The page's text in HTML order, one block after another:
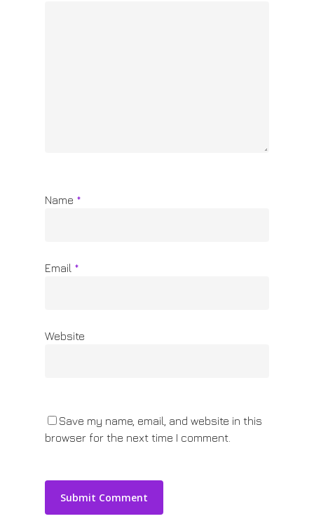
Name *
Email *
Website
Save my name, email, and website in this
browser for the next time I comment.